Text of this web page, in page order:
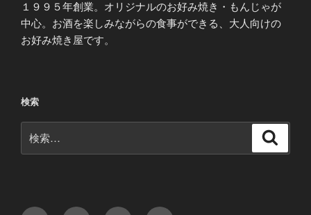
１９９５年創業。オリジナルのお好み焼き・もんじゃが
中心。お酒を楽しみながらの食事ができる、大人向けの
お好み焼き屋です。
検索
索: